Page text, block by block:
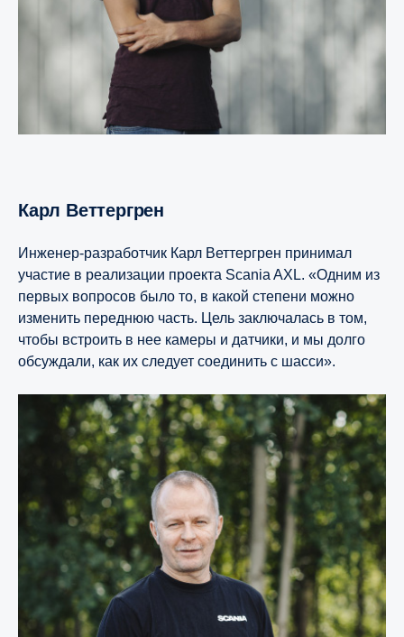
Карл Веттергрен
Инженер-разработчик Карл Веттергрен принимал
участие в реализации проекта Scania AXL. «Одним из
первых вопросов было то, в какой степени можно
изменить переднюю часть. Цель заключалась в том,
чтобы встроить в нее камеры и датчики, и мы долго
обсуждали, как их следует соединить с шасси».